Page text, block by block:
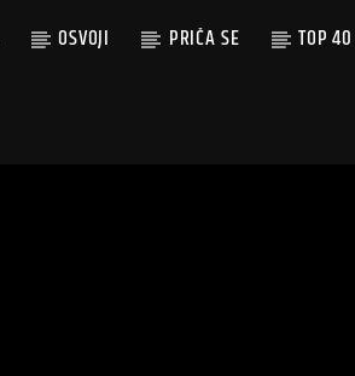
OSVOJI PRIČA SE TOP 40